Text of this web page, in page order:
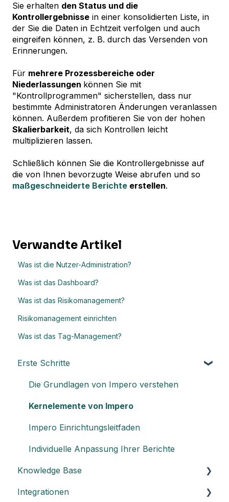
Sie erhalten den Status und die
Kontrollergebnisse in einer konsolidierten Liste, in
der Sie die Daten in Echtzeit verfolgen und auch
eingreifen können, z. B. durch das Versenden von
Erinnerungen.
Für mehrere Prozessbereiche oder
Niederlassungen können Sie mit
"Kontrollprogrammen" sicherstellen, dass nur
bestimmte Administratoren Änderungen veranlassen
können. Außerdem profitieren Sie von der hohen
Skalierbarkeit, da sich Kontrollen leicht
multiplizieren lassen.
Schließlich können Sie die Kontrollergebnisse auf
die von Ihnen bevorzugte Weise abrufen und so
maßgeschneiderte Berichte erstellen.
Verwandte Artikel
Was ist die Nutzer-Administration?
Was ist das Dashboard?
Was ist das Risikomanagement?
Risikomanagement einrichten
Was ist das Tag-Management?
Erste Schritte
Die Grundlagen von Impero verstehen
Kernelemente von Impero
Impero Einrichtungsleitfaden
Individuelle Anpassung Ihrer Berichte
Knowledge Base
Allgemein
Integrationen